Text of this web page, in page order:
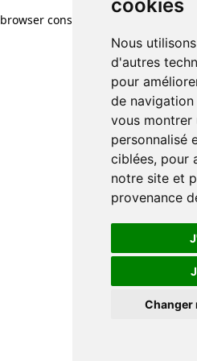
cookies
Nous
d'autres
pour
de
vous montrer
personnalisé
ciblées, pour
notre site et
provenance
Changer
browser console for more